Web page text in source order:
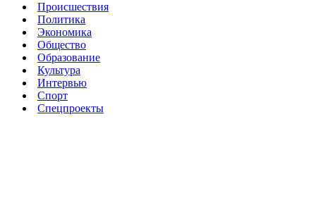
Происшествия
Политика
Экономика
Общество
Образование
Культура
Интервью
Спорт
Спецпроекты